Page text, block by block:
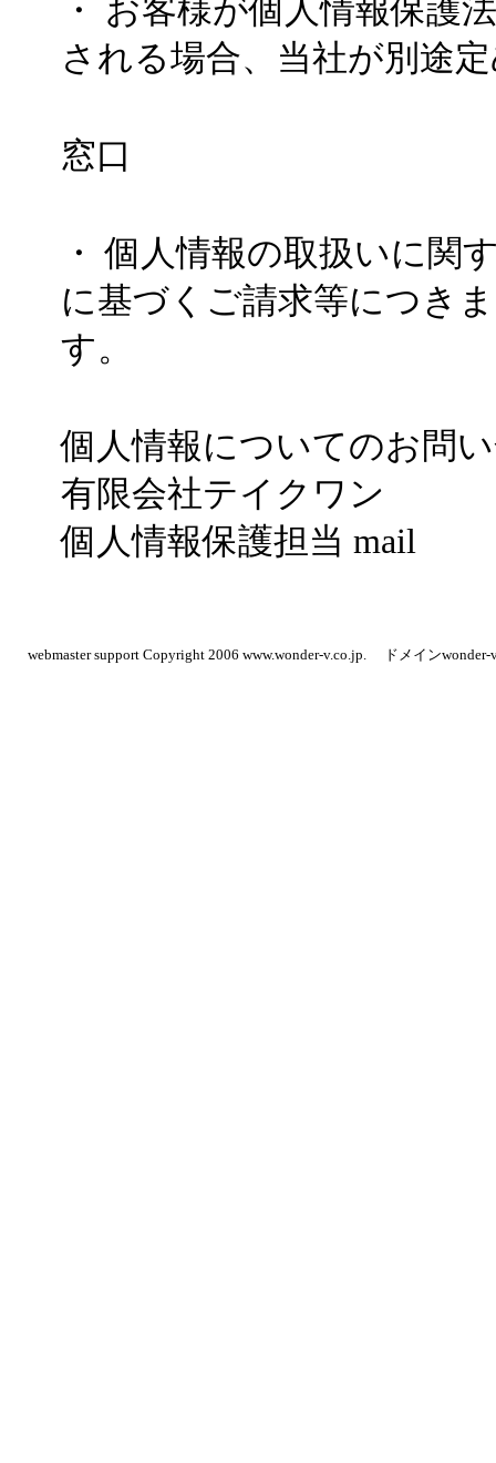
・ お客様が個人情報保護
される場合、当社が別途
窓口
・ 個人情報の取扱いに関
に基づくご請求等につき
す。
個人情報についてのお問
有限会社テイクワン
個人情報保護担当 mail
webmaster support Copyright 2006 www.wonder-v.co.jp. ドメイン